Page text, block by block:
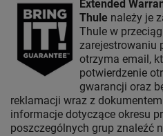
Extended
Thule należy je
Thule w
zarejestrowaniu
otrzyma email,
potwierdzenie
gwarancji oraz
reklamacji wraz z
informacje dotyczące okresu
poszczególnych grup znaleźć